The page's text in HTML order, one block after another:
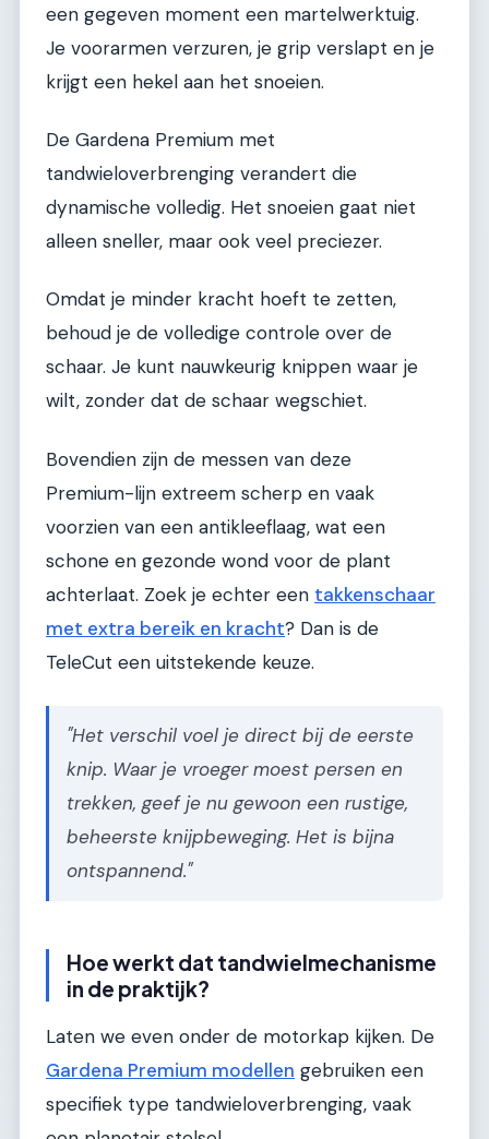
een gegeven moment een martelwerktuig.
Je voorarmen verzuren, je grip verslapt en je
krijgt een hekel aan het snoeien.
De Gardena Premium met
tandwieloverbrenging verandert die
dynamische volledig. Het snoeien gaat niet
alleen sneller, maar ook veel preciezer.
Omdat je minder kracht hoeft te zetten,
behoud je de volledige controle over de
schaar. Je kunt nauwkeurig knippen waar je
wilt, zonder dat de schaar wegschiet.
Bovendien zijn de messen van deze
Premium-lijn extreem scherp en vaak
voorzien van een antikleeflaag, wat een
schone en gezonde wond voor de plant
achterlaat. Zoek je echter een takkenschaar
met extra bereik en kracht? Dan is de
TeleCut een uitstekende keuze.
"Het verschil voel je direct bij de eerste
knip. Waar je vroeger moest persen en
trekken, geef je nu gewoon een rustige,
beheerste knijpbeweging. Het is bijna
ontspannend."
Hoe werkt dat tandwielmechanisme
in de praktijk?
Laten we even onder de motorkap kijken. De
Gardena Premium modellen gebruiken een
specifiek type tandwieloverbrenging, vaak